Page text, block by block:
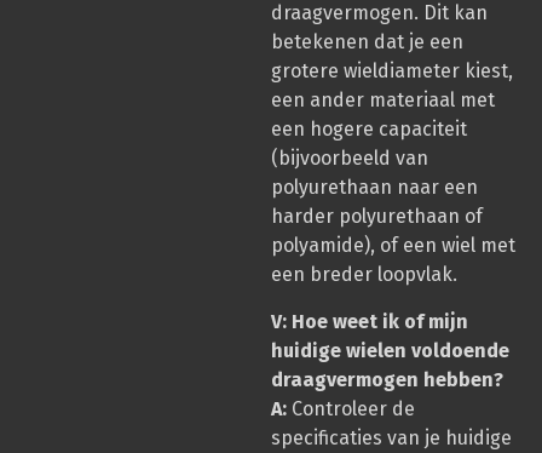
draagvermogen. Dit kan
betekenen dat je een
grotere wieldiameter kiest,
een ander materiaal met
een hogere capaciteit
(bijvoorbeeld van
polyurethaan naar een
harder polyurethaan of
polyamide), of een wiel met
een breder loopvlak.
V: Hoe weet ik of mijn
huidige wielen voldoende
draagvermogen hebben?
A: Controleer de
specificaties van je huidige